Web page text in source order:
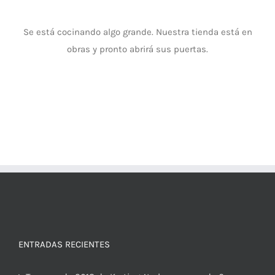
Se está cocinando algo grande. Nuestra tienda está en
obras y pronto abrirá sus puertas.
ENTRADAS RECIENTES